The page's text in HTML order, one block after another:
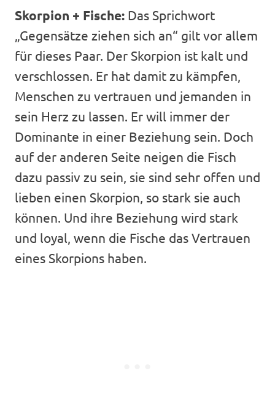
Skorpion + Fische: Das Sprichwort
„Gegensätze ziehen sich an“ gilt vor allem
für dieses Paar. Der Skorpion ist kalt und
verschlossen. Er hat damit zu kämpfen,
Menschen zu vertrauen und jemanden in
sein Herz zu lassen. Er will immer der
Dominante in einer Beziehung sein. Doch
auf der anderen Seite neigen die Fisch
dazu passiv zu sein, sie sind sehr offen und
lieben einen Skorpion, so stark sie auch
können. Und ihre Beziehung wird stark
und loyal, wenn die Fische das Vertrauen
eines Skorpions haben.